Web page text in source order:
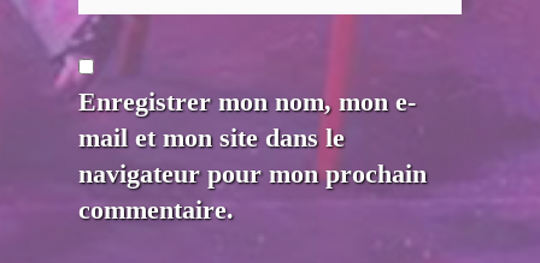
Enregistrer mon nom, mon e-
mail et mon site dans le
navigateur pour mon prochain
commentaire.